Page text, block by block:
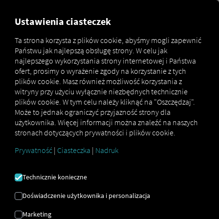
Marketplace Connectors Schmitz Cargobull Connect
SCHMITZ CARGOBULL
ŁĄCZYĆ
Integracja zewnętrznego dostawcy
Czy w swojej flocie posiadasz naczepy od
naszego partnera
Schmitz Cargobull
je bezpośrednio do
platformy RIO
i wyświetl ich
lokalizację na
Ustawienia ciasteczek
Ta strona korzysta z plików cookie, abyśmy mogli zapewnić
Państwu jak najlepszą obsługę strony. W celu jak
najlepszego wykorzystania strony internetowej i Państwa
ofert, prosimy o wyrażenie zgody na korzystanie z tych
plików cookie. Masz również możliwość korzystania z
witryny przy użyciu wyłącznie niezbędnych technicznie
plików cookie. W tym celu należy kliknąć na "Oszczędzaj".
Może to jednak ograniczyć przyjazność strony dla
użytkownika. Więcej informacji można znaleźć na naszych
stronach dotyczących prywatności i plików cookie.
Prywatność | Ciasteczka | Nadruk
Technicznie konieczne
Doświadczenie użytkownika i personalizacja
Marketing